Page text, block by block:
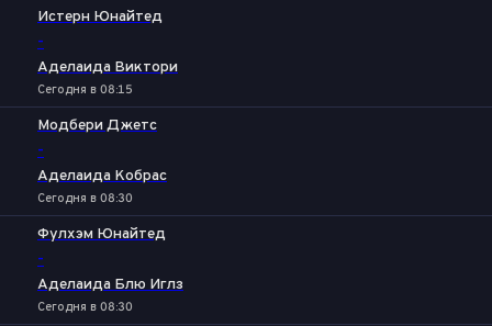
Истерн Юнайтед
-
Аделаида Виктори
Сегодня в 08:15
Модбери Джетс
-
Аделаида Кобрас
Сегодня в 08:30
Фулхэм Юнайтед
-
Аделаида Блю Иглз
Сегодня в 08:30